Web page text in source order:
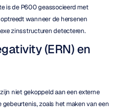
is de P600 geassocieerd met
wanneer de hersenen
zinsstructuren detecteren.
(ERN) en
niet gekoppeld aan een externe
zoals het maken van een